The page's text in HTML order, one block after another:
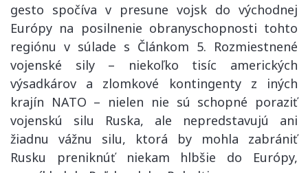
gesto spočíva v presune vojsk do východnej
Európy na posilnenie obranyschopnosti tohto
regiónu v súlade s Článkom 5. Rozmiestnené
vojenské sily – niekoľko tisíc amerických
výsadkárov a zlomkové kontingenty z iných
krajín NATO – nielen nie sú schopné poraziť
vojenskú silu Ruska, ale nepredstavujú ani
žiadnu vážnu silu, ktorá by mohla zabrániť
Rusku preniknúť niekam hlbšie do Európy,